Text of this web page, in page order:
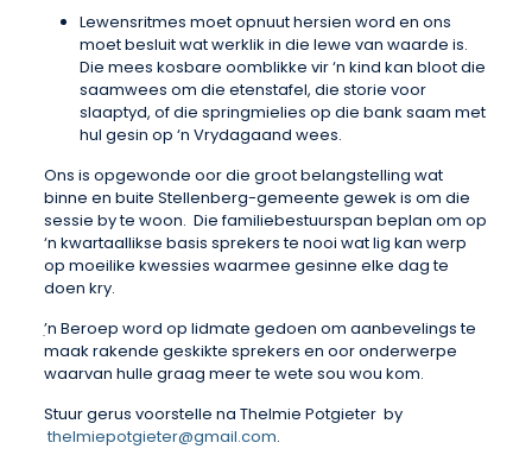
Lewensritmes moet opnuut hersien word en ons
moet besluit wat werklik in die lewe van waarde is.
Die mees kosbare oomblikke vir ‘n kind kan bloot die
saamwees om die etenstafel, die storie voor
slaaptyd, of die springmielies op die bank saam met
hul gesin op ‘n Vrydagaand wees.
Ons is opgewonde oor die groot belangstelling wat
binne en buite Stellenberg-gemeente gewek is om die
sessie by te woon. Die familiebestuurspan beplan om op
‘n kwartaallikse basis sprekers te nooi wat lig kan werp
op moeilike kwessies waarmee gesinne elke dag te
doen kry.
ִ’n Beroep word op lidmate gedoen om aanbevelings te
maak rakende geskikte sprekers en oor onderwerpe
waarvan hulle graag meer te wete sou wou kom.
Stuur gerus voorstelle na Thelmie Potgieter by
thelmiepotgieter@gmail.com.